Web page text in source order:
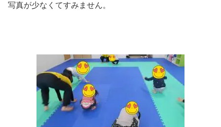
写真が少なくてすみません。